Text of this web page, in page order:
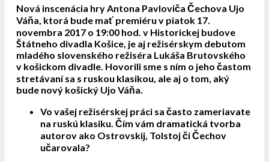
Nová inscenácia hry Antona Pavloviča Čechova Ujo
Váňa, ktorá bude mať premiéru v piatok 17.
novembra 2017 o 19:00 hod. v Historickej budove
Štátneho divadla Košice, je aj režisérskym debutom
mladého slovenského režiséra Lukáša Brutovského
v košickom divadle. Hovorili sme s ním o jeho častom
stretávaní sa s ruskou klasikou, ale aj o tom, aký
bude nový košický Ujo Váňa.
Vo vašej režisérskej práci sa často zameriavate
na ruskú klasiku. Čím vám dramatická tvorba
autorov ako Ostrovskij, Tolstoj či Čechov
učarovala?